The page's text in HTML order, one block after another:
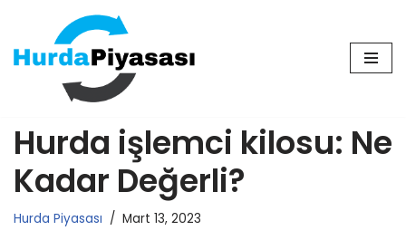
İçeriğe
geç
Hurda işlemci kilosu: Ne
Kadar Değerli?
Hurda Piyasası Mart 13, 2023